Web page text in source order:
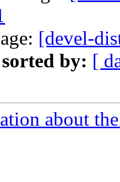
[devel-
sorted by: [
about